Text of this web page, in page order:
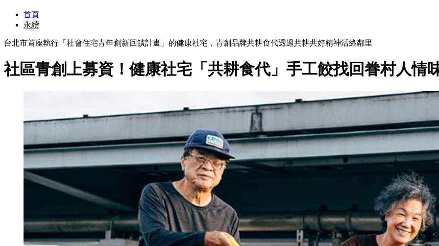
首頁
永續
台北市首座執行「社會住宅青年創新回饋計畫」的健康社宅，青創品牌共耕食代透過共耕共好精神活絡鄰里
社區青創上募資！健康社宅「共耕食代」手工餃找回眷村人情